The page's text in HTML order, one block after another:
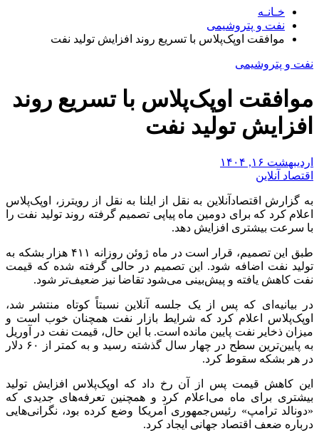
خـانـه
نفت و پتروشیمی
موافقت اوپک‌پلاس با تسریع روند افزایش تولید نفت
نفت و پتروشیمی
موافقت اوپک‌پلاس با تسریع روند
افزایش تولید نفت
اردیبهشت ۱۶, ۱۴۰۴
اقتصاد آنلاین
به گزارش اقتصادآنلاین به نقل از ایلنا به نقل از رویترز، اوپک‌پلاس
اعلام کرد که برای دومین ماه پیاپی تصمیم گرفته روند تولید نفت را
با سرعت بیشتری افزایش دهد.
طبق این تصمیم، قرار است در ماه ژوئن روزانه ۴۱۱ هزار بشکه به
تولید نفت اضافه شود. این تصمیم در حالی گرفته شده که قیمت
نفت کاهش یافته و پیش‌بینی می‌شود تقاضا نیز ضعیف‌تر شود.
در بیانیه‌ای که پس از یک جلسه آنلاین نسبتاً کوتاه منتشر شد،
اوپک‌پلاس اعلام کرد که شرایط بازار نفت همچنان خوب است و
میزان ذخایر نفت پایین مانده است. با این حال، قیمت نفت در آوریل
به پایین‌ترین سطح در چهار سال گذشته رسید و به کمتر از ۶۰ دلار
در هر بشکه سقوط کرد.
این کاهش قیمت پس از آن رخ داد که اوپک‌پلاس افزایش تولید
بیشتری برای ماه می‌اعلام کرد و همچنین تعرفه‌های جدیدی که
«دونالد ترامپ» رئیس‌جمهوری آمریکا وضع کرده بود، نگرانی‌هایی
درباره ضعف اقتصاد جهانی ایجاد کرد.